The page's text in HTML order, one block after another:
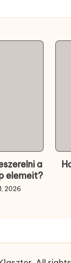
a
elemeit?
2026